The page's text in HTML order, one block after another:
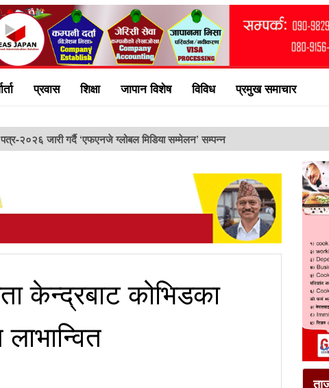
प्रवास शिक्षा जापान विशेष विविध प्रमुख समाचार
टोकियोमा ‘एफएनजे ग्लोबल मिडिया कन्फ्रेन्स २०२६’ हुने; प्रवासी पत्रकारितालाई थप
केन्द्रबाट कोभिडका